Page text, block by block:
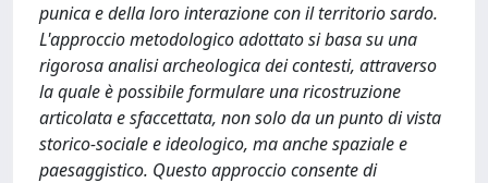
punica e della loro interazione con il territorio sardo.
L'approccio metodologico adottato si basa su una
rigorosa analisi archeologica dei contesti, attraverso
la quale è possibile formulare una ricostruzione
articolata e sfaccettata, non solo da un punto di vista
storico-sociale e ideologico, ma anche spaziale e
paesaggistico. Questo approccio consente di